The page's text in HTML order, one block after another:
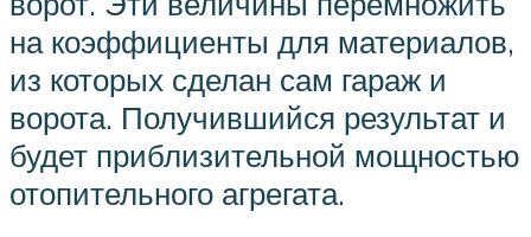
на коэффициенты для материалов,
из которых сделан сам гараж и
ворота. Получившийся результат и
будет приблизительной мощностью
отопительного агрегата.